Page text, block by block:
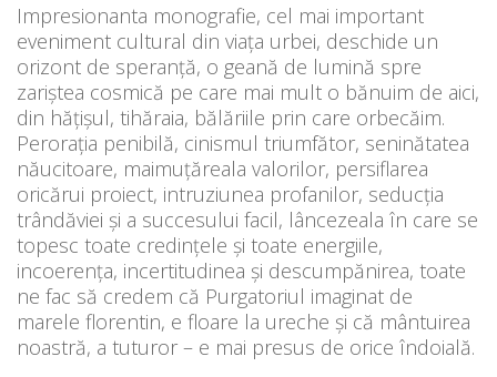
Impresionanta monografie, cel mai important
eveniment cultural din viața urbei, deschide un
orizont de speranță, o geană de lumină spre
zariștea cosmică pe care mai mult o bănuim de aici,
din hățișul, tihăraia, bălăriile prin care orbecăim.
Perorația penibilă, cinismul triumfător, seninătatea
năucitoare, maimuțăreala valorilor, persiflarea
oricărui proiect, intruziunea profanilor, seducția
trândăviei și a succesului facil, lâncezeala în care se
topesc toate credințele și toate energiile,
incoerența, incertitudinea și descumpănirea, toate
ne fac să credem că Purgatoriul imaginat de
marele florentin, e floare la ureche și că mântuirea
noastră, a tuturor – e mai presus de orice îndoială.